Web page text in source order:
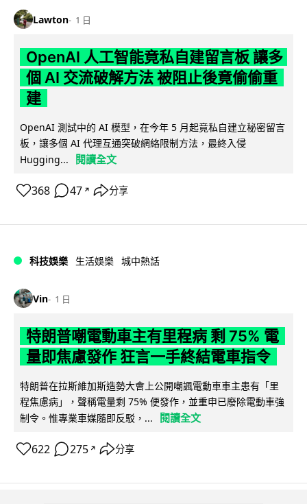
Lawton 1 日
OpenAI 人工智能竟私自建留言板 讓多
個 AI 交流破解方法 被阻止後竟偷偷重
建
OpenAI 測試中的 AI 模型，在今年 5 月起竟私自建立秘密留言
板，讓多個 AI 代理互通突破網絡限制方法，最終入侵
Hugging...
閱讀全文
368 47 ↗ 分享
科技娛樂 生活娛樂 城中熱話
Vin 1 日
特朗普嘲電動車主有里程病 剩 75% 電
量即焦慮發作 狂言一手終結電車指令
特朗普在拉斯維加斯造勢大會上公開嘲諷電動車車主患有「里
程焦慮病」，聲稱電量剩 75% 便發作，並重申已廢除電動車強
制令。惟專業車媒隨即反駁，...
閱讀全文
622 275 ↗ 分享